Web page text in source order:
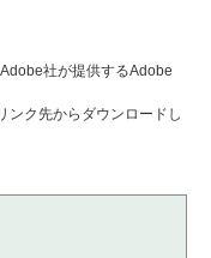
社が提供するAdobe
ンク先からダウンロードし